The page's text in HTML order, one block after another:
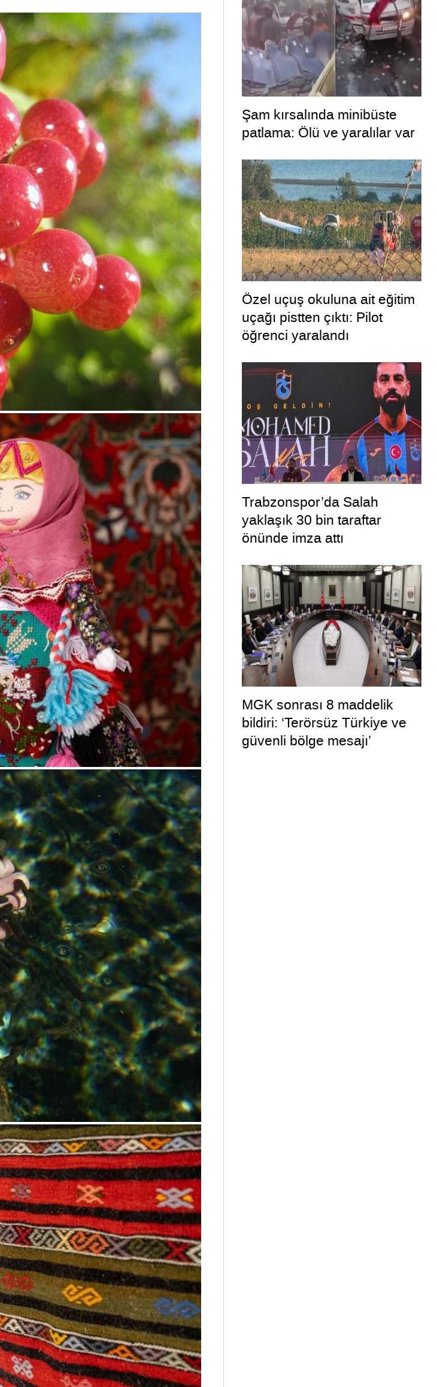
Şam kırsalında minibüste
patlama: Ölü ve yaralılar var
Özel uçuş okuluna ait eğitim
uçağı pistten çıktı: Pilot
öğrenci yaralandı
Trabzonspor’da Salah
yaklaşık 30 bin taraftar
önünde imza attı
MGK sonrası 8 maddelik
bildiri: ‘Terörsüz Türkiye ve
güvenli bölge mesajı’